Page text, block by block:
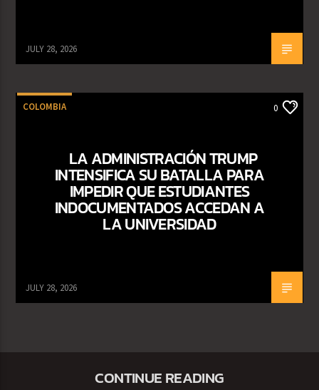
JULY 28, 2026
COLOMBIA 0
LA ADMINISTRACIÓN TRUMP
INTENSIFICA SU BATALLA PARA
IMPEDIR QUE ESTUDIANTES
INDOCUMENTADOS ACCEDAN A
LA UNIVERSIDAD
JULY 28, 2026
CONTINUE READING